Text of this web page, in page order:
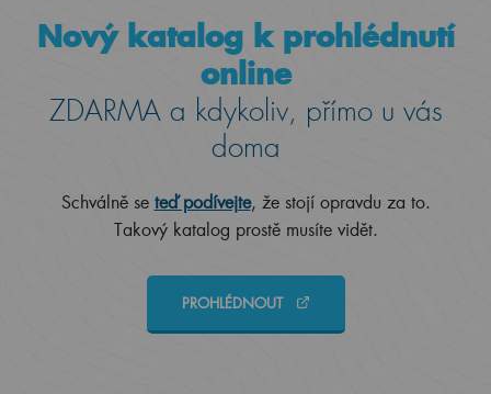
Nový katalog k prohlédnutí
online
ZDARMA a kdykoliv, přímo u vás
doma
Schválně se teď podívejte, že stojí opravdu za to.
Takový katalog prostě musíte vidět.
PROHLÉDNOUT